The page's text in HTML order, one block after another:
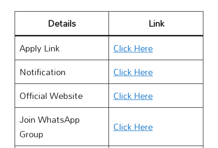
Details
Link
Apply Link
Click Here
Notification
Click Here
Official Website
Click Here
Join WhatsApp
Group
Click Here